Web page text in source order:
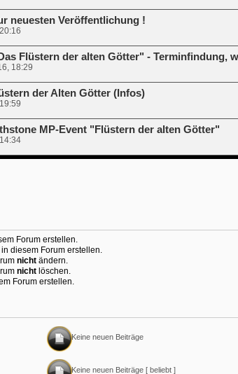
neuesten Veröffentlichung !
Flüstern der alten Götter" - Terminfindung,
18:29
der Alten Götter (Infos)
MP-Event "Flüstern der alten Götter"
Forum erstellen.
diesem Forum erstellen.
nichtändern.
nichtlöschen.
Forum erstellen.
Keine neuen Beiträge
Keine neuen Beiträge [ beliebt ]